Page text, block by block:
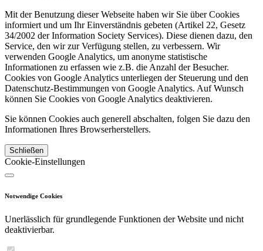
Mit der Benutzung dieser Webseite haben wir Sie über Cookies
informiert und um Ihr Einverständnis gebeten (Artikel 22, Gesetz
34/2002 der Information Society Services). Diese dienen dazu, den
Service, den wir zur Verfügung stellen, zu verbessern. Wir
verwenden Google Analytics, um anonyme statistische
Informationen zu erfassen wie z.B. die Anzahl der Besucher.
Cookies von Google Analytics unterliegen der Steuerung und den
Datenschutz-Bestimmungen von Google Analytics. Auf Wunsch
können Sie Cookies von Google Analytics deaktivieren.
Sie können Cookies auch generell abschalten, folgen Sie dazu den
Informationen Ihres Browserherstellers.
Schließen
Cookie-Einstellungen
Notwendige Cookies
Unerlässlich für grundlegende Funktionen der Website und nicht
deaktivierbar.